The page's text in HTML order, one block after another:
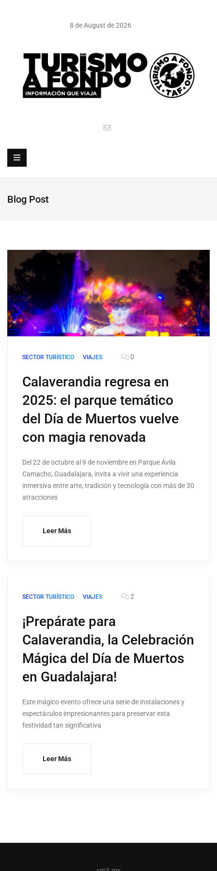
8 de August de 2026
Blog Post
SECTOR TURÍSTICO VIAJES 0
Calaverandia regresa en
2025: el parque temático
del Día de Muertos vuelve
con magia renovada
Del 22 de octubre al 9 de noviembre en Parque Ávila
Camacho, Guadalajara, invita a vivir una experiencia
inmersiva entre arte, tradición y tecnología con más de 30
atracciones
Leer Más
SECTOR TURÍSTICO VIAJES 2
¡Prepárate para
Calaverandia, la Celebración
Mágica del Día de Muertos
en Guadalajara!
Este mágico evento ofrece una serie de instalaciones y
espectáculos impresionantes para preservar esta
festividad tan significativa
Leer Más